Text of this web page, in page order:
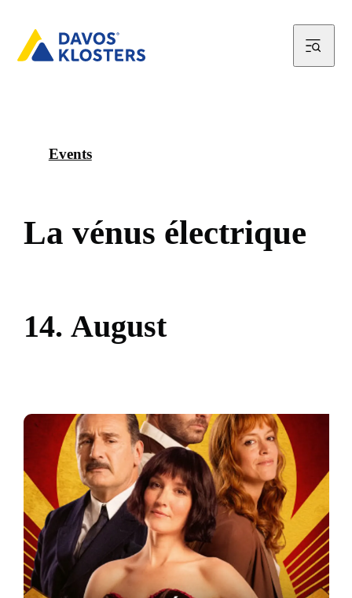
Events
La vénus électrique
14. August